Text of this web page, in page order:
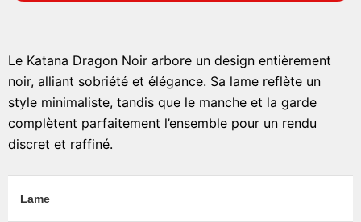
Le Katana Dragon Noir arbore un design entièrement
noir, alliant sobriété et élégance. Sa lame reflète un
style minimaliste, tandis que le manche et la garde
complètent parfaitement l’ensemble pour un rendu
discret et raffiné.
Lame